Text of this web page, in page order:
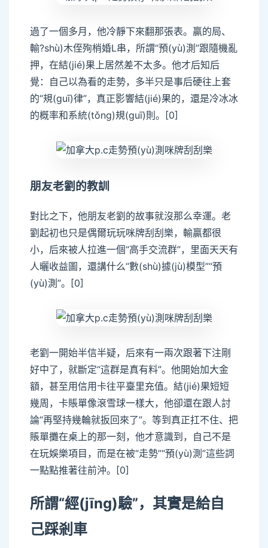
過了一個多月，他冷靜下來翻那張表。贏的局、
輸?shù)木侄殉梢婚L串，所謂“預(yù)測”跟隨機亂
押，在結(jié)果上居然差不太多。他才后知后
覺：自己以為看的走勢，多半只是事后硬往上套
的“規(guī)律”，真正影響結(jié)果的，還是冷冰冰
的概率和系統(tǒng)規(guī)則。[0]
c
朋友老劉的教訓
對比之下，他朋友老劉的故事就沒那么幸運。老
劉起初也只是偶爾玩玩咪牌刮刮樂，輸贏都很
小，后來被人拉進一個“高手交流群”，里面天天有
人曬收益圖，還講什么“數(shù)據(jù)模型”“預
(yù)測”。[0]
老劉一開始半信半疑，后來有一兩次跟著下注剛
好中了，就斷定“這群是真有料”。他開始加大金
額，甚至用信用卡往平臺里充值。結(jié)果短短
幾周，卡賬單像滾雪球一樣大，他卻還在跟人討
論“再堅持幾輪就扳回來了”。等到真正扛不住、把
賬單攤在桌上的那一刻，他才意識到，自己不是
在玩娛樂項目，而是在被“走勢”“預(yù)測”這些詞
一點點推著往前沖。[0]
所謂“經(jīng)驗”，其實是給自
己踩剎車